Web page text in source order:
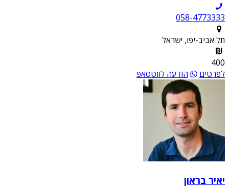
058-4773333
תל אביב-יפו, ישראל
400
לפרטים
הודעה לווטסאפ
יאיר בראון